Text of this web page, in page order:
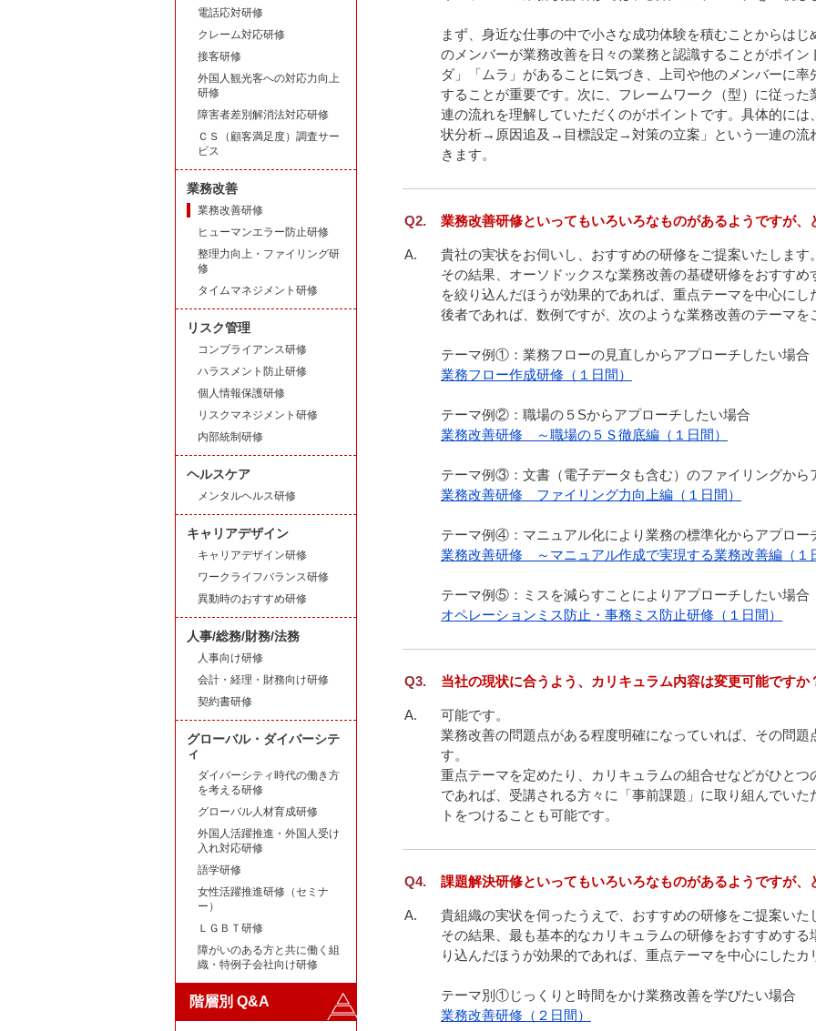
まず、身近な仕事の中で小さな成功体験を積むことからは
のメンバーが業務改善を日々の業務と認識することがポイ
ダ」「ムラ」があることに気づき、上司や他のメンバーに
することが重要です。次に、フレームワーク（型）に従っ
連の流れを理解していただくのがポイントです。具体的に
状分析→原因追及→目標設定→対策の立案」という一連の流
業務改善研修といってもいろいろなものがあるようですが
貴社の実状をお伺いし、おすすめの研修をご提案いたします
その結果、オーソドックスな業務改善の基礎研修をおすす
を絞り込んだほうが効果的であれば、重点テーマを中心に
後者であれば、数例ですが、次のような業務改善のテーマを
業務フロー作成研修（１日間）
業務改善研修　～職場の５Ｓ徹底編（１日間）
業務改善研修　ファイリング力向上編（１日間）
業務改善研修　～マニュアル作成で実現する業務改善編（１
オペレーションミス防止・事務ミス防止研修（１日間）
当社の現状に合うよう、カリキュラム内容は変更可能ですか
可能です。
業務改善の問題点がある程度明確になっていれば、その問
す。
重点テーマを定めたり、カリキュラムの組合せなどがひと
であれば、受講される方々に「事前課題」に取り組んでい
トをつけることも可能です。
課題解決研修といってもいろいろなものがあるようですが
貴組織の実状を伺ったうえで、おすすめの研修をご提案いた
その結果、最も基本的なカリキュラムの研修をおすすめす
り込んだほうが効果的であれば、重点テーマを中心にした
業務改善研修（２日間）
電話応対研修
クレーム対応研修
接客研修
外国人観光客への対応力向上
研修
障害者差別解消法対応研修
ＣＳ（顧客満足度）調査サー
ビス
業務改善
業務改善研修
ヒューマンエラー防止研修
整理力向上・ファイリング研
修
タイムマネジメント研修
リスク管理
コンプライアンス研修
ハラスメント防止研修
個人情報保護研修
リスクマネジメント研修
内部統制研修
ヘルスケア
メンタルヘルス研修
キャリアデザイン
キャリアデザイン研修
ワークライフバランス研修
異動時のおすすめ研修
人事/総務/財務/法務
人事向け研修
会計・経理・財務向け研修
契約書研修
グローバル・ダイバーシテ
ィ
ダイバーシティ時代の働き方
を考える研修
グローバル人材育成研修
外国人活躍推進・外国人受け
入れ対応研修
語学研修
女性活躍推進研修（セミナ
ー）
ＬＧＢＴ研修
障がいのある方と共に働く組
織・特例子会社向け研修
階層別 Q&A